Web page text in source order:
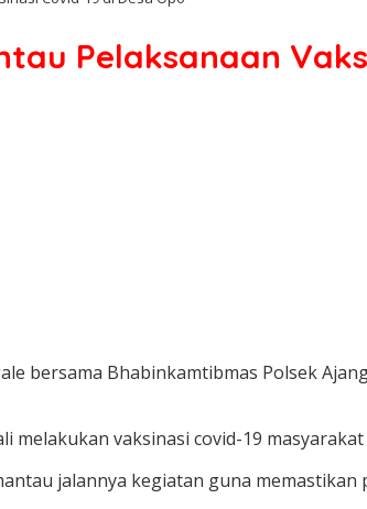
Pelaksanaan
bersama Bhabinkamtibmas Polsek
vaksinasi covid-19
jalannya kegiatan guna